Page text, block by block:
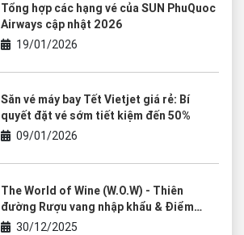
Tổng hợp các hạng vé của SUN PhuQuoc
Airways cập nhật 2026
19/01/2026
Săn vé máy bay Tết Vietjet giá rẻ: Bí
quyết đặt vé sớm tiết kiệm đến 50%
09/01/2026
The World of Wine (W.O.W) - Thiên
đường Rượu vang nhập khẩu & Điểm
chạm của văn hóa thưởng thức
30/12/2025